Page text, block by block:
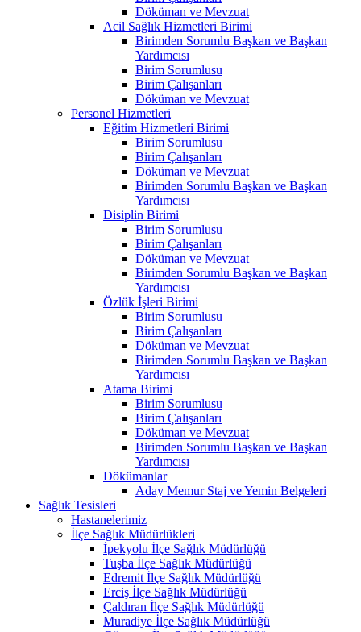
Döküman ve Mevzuat
Acil Sağlık Hizmetleri Birimi
Birimden Sorumlu Başkan ve Başkan
Yardımcısı
Birim Sorumlusu
Birim Çalışanları
Döküman ve Mevzuat
Personel Hizmetleri
Eğitim Hizmetleri Birimi
Birim Sorumlusu
Birim Çalışanları
Döküman ve Mevzuat
Birimden Sorumlu Başkan ve Başkan
Yardımcısı
Disiplin Birimi
Birim Sorumlusu
Birim Çalışanları
Döküman ve Mevzuat
Birimden Sorumlu Başkan ve Başkan
Yardımcısı
Özlük İşleri Birimi
Birim Sorumlusu
Birim Çalışanları
Döküman ve Mevzuat
Birimden Sorumlu Başkan ve Başkan
Yardımcısı
Atama Birimi
Birim Sorumlusu
Birim Çalışanları
Döküman ve Mevzuat
Birimden Sorumlu Başkan ve Başkan
Yardımcısı
Dökümanlar
Aday Memur Staj ve Yemin Belgeleri
Sağlık Tesisleri
Hastanelerimiz
İlçe Sağlık Müdürlükleri
İpekyolu İlçe Sağlık Müdürlüğü
Tuşba İlçe Sağlık Müdürlüğü
Edremit İlçe Sağlık Müdürlüğü
Erciş İlçe Sağlık Müdürlüğü
Çaldıran İlçe Sağlık Müdürlüğü
Muradiye İlçe Sağlık Müdürlüğü